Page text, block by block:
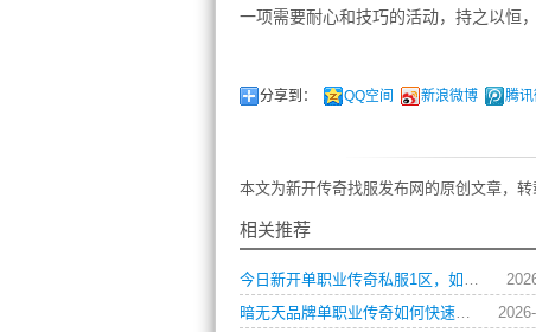
一项需要耐心和技巧的活动，持之以恒
分享到： QQ空间 新浪微博 腾
本文为新开传奇找服发布网的原创文章，转
相关推荐
今日新开单职业传奇私服1区，如何快速升级与获取顶级装备？
暗无天品牌单职业传奇如何快速提升战力？